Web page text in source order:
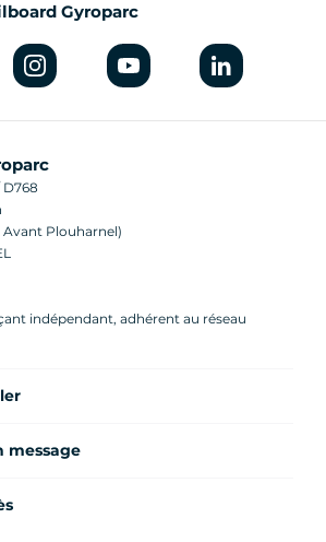
Gyroparc
Plouharnel)
indépendant, adhérent au réseau
message